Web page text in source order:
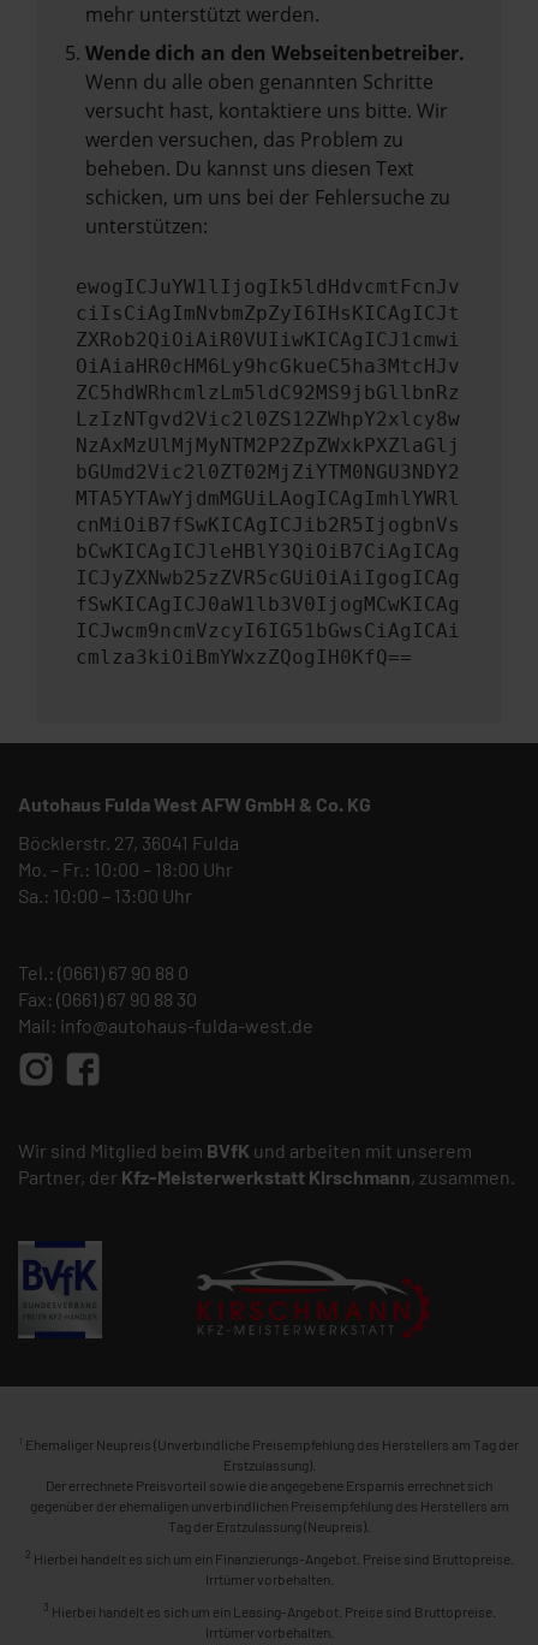
mehr unterstützt werden.
Wende dich an den Webseitenbetreiber.
Wenn du alle oben genannten Schritte
versucht hast, kontaktiere uns bitte. Wir
werden versuchen, das Problem zu
beheben. Du kannst uns diesen Text
schicken, um uns bei der Fehlersuche zu
unterstützen:
ewogICJuYW1lIjogIk5ldHdvcmtFcnJv
ciIsCiAgImNvbmZpZyI6IHsKICAgICJt
ZXRob2QiOiAiR0VUIiwKICAgICJ1cmwi
OiAiaHR0cHM6Ly9hcGkueC5ha3MtcHJv
ZC5hdWRhcmlzLm5ldC92MS9jbGllbnRz
LzIzNTgvd2Vic2l0ZS12ZWhpY2xlcy8w
NzAxMzUlMjMyNTM2P2ZpZWxkPXZlaGlj
bGUmd2Vic2l0ZT02MjZiYTM0NGU3NDY2
MTA5YTAwYjdmMGUiLAogICAgImhlYWRl
cnMiOiB7fSwKICAgICJib2R5IjogbnVs
bCwKICAgICJleHBlY3QiOiB7CiAgICAg
ICJyZXNwb25zZVR5cGUiOiAiIgogICAg
fSwKICAgICJ0aW1lb3V0IjogMCwKICAg
ICJwcm9ncmVzcyI6IG51bGwsCiAgICAi
cmlza3kiOiBmYWxzZQogIH0KfQ==
Autohaus Fulda West AFW GmbH & Co. KG
Böcklerstr. 27, 36041 Fulda
Mo. – Fr.: 10:00 – 18:00 Uhr
Sa.: 10:00 – 13:00 Uhr
Tel.: (0661) 67 90 88 0
Fax: (0661) 67 90 88 30
Mail: info@autohaus-fulda-west.de
Wir sind Mitglied beim BVfK und arbeiten mit unserem
Partner, der Kfz-Meisterwerkstatt Kirschmann, zusammen.
1 Ehemaliger Neupreis (Unverbindliche Preisempfehlung des Herstellers am Tag der
Erstzulassung).
Der errechnete Preisvorteil sowie die angegebene Ersparnis errechnet sich
gegenüber der ehemaligen unverbindlichen Preisempfehlung des Herstellers am
Tag der Erstzulassung (Neupreis).
2 Hierbei handelt es sich um ein Finanzierungs-Angebot. Preise sind Bruttopreise.
Irrtümer vorbehalten.
3 Hierbei handelt es sich um ein Leasing-Angebot. Preise sind Bruttopreise.
Irrtümer vorbehalten.